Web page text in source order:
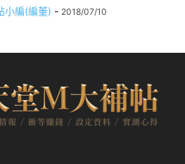
小編(編董) - 2018/07/10